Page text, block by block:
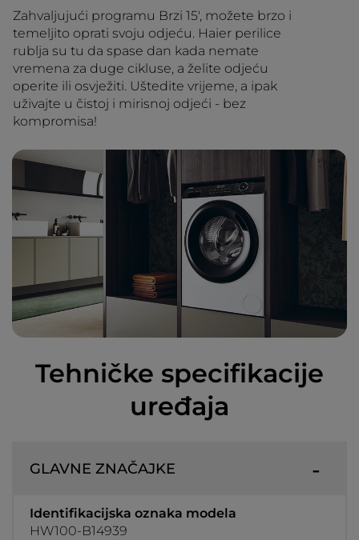
Zahvaljujući programu Brzi 15', možete brzo i
temeljito oprati svoju odjeću. Haier perilice
rublja su tu da spase dan kada nemate
vremena za duge cikluse, a želite odjeću
operite ili osvježiti. Uštedite vrijeme, a ipak
uživajte u čistoj i mirisnoj odjeći - bez
kompromisa!
Tehničke specifikacije
uređaja
GLAVNE ZNAČAJKE
Identifikacijska oznaka modela
HW100-B14939